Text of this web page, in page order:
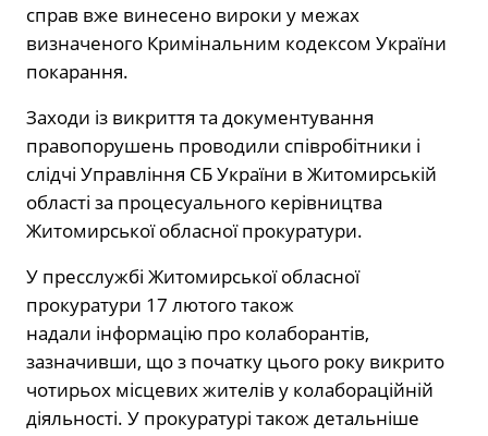
справ вже винесено вироки у межах
визначеного Кримінальним кодексом України
покарання.
Заходи із викриття та документування
правопорушень проводили співробітники і
слідчі Управління СБ України в Житомирській
області за процесуального керівництва
Житомирської обласної прокуратури.
У пресслужбі Житомирської обласної
прокуратури 17 лютого також
надали інформацію про колаборантів,
зазначивши, що з початку цього року викрито
чотирьох місцевих жителів у колабораційній
діяльності. У прокуратурі також детальніше